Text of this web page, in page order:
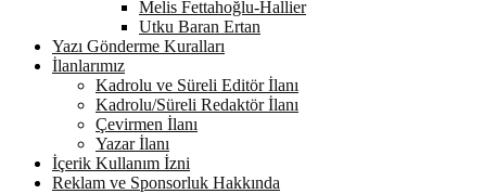
Melis Fettahoğlu-Hallier
Utku Baran Ertan
Yazı Gönderme Kuralları
İlanlarımız
Kadrolu ve Süreli Editör İlanı
Kadrolu/Süreli Redaktör İlanı
Çevirmen İlanı
Yazar İlanı
İçerik Kullanım İzni
Reklam ve Sponsorluk Hakkında